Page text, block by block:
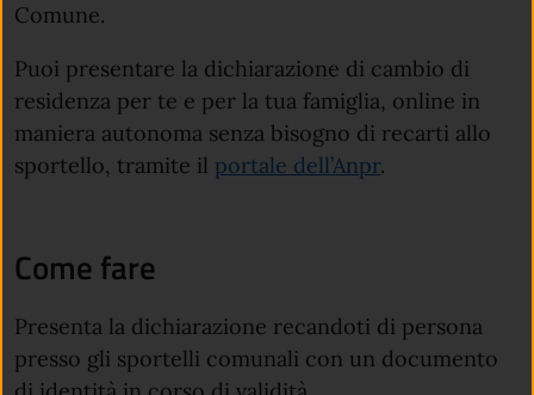
Comune.
Puoi presentare la dichiarazione di cambio di
residenza per te e per la tua famiglia, online in
maniera autonoma senza bisogno di recarti allo
sportello, tramite il portale dell’Anpr.
Come fare
Presenta la dichiarazione recandoti di persona
presso gli sportelli comunali con un documento